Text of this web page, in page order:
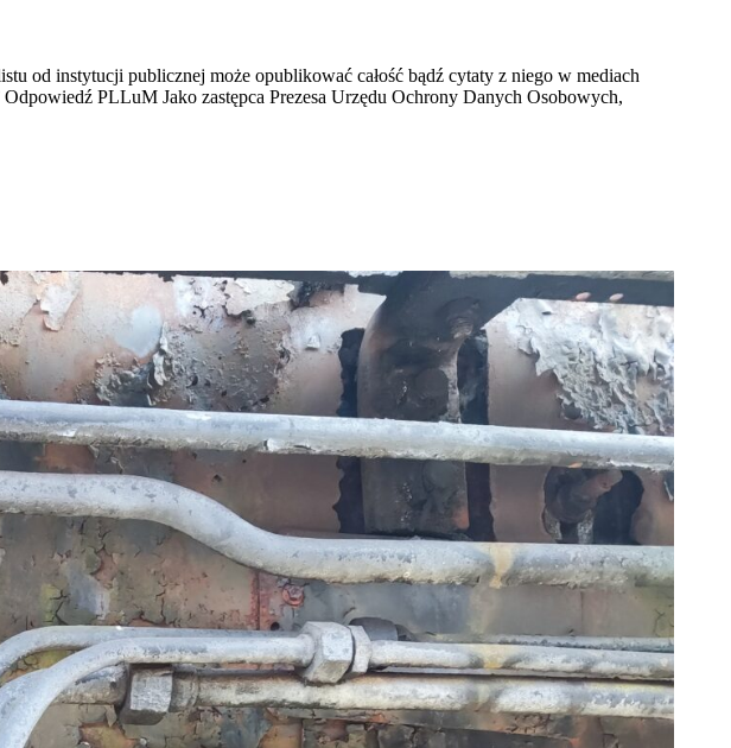
od instytucji publicznej może opublikować całość bądź cytaty z niego w mediach
PLLuM Jako zastępca Prezesa Urzędu Ochrony Danych Osobowych,